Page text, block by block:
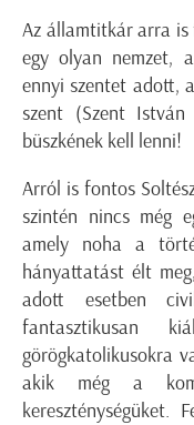
Az államtitkár arra is
egy olyan nemzet,
ennyi szentet adott,
szent (Szent
büszkének kell lenni!
Arról is fontos
szintén nincs még
amely noha a
hányattatást élt
adott esetben
fantasztikusan
görögkatolikusokra
akik még a
kereszténységüket.